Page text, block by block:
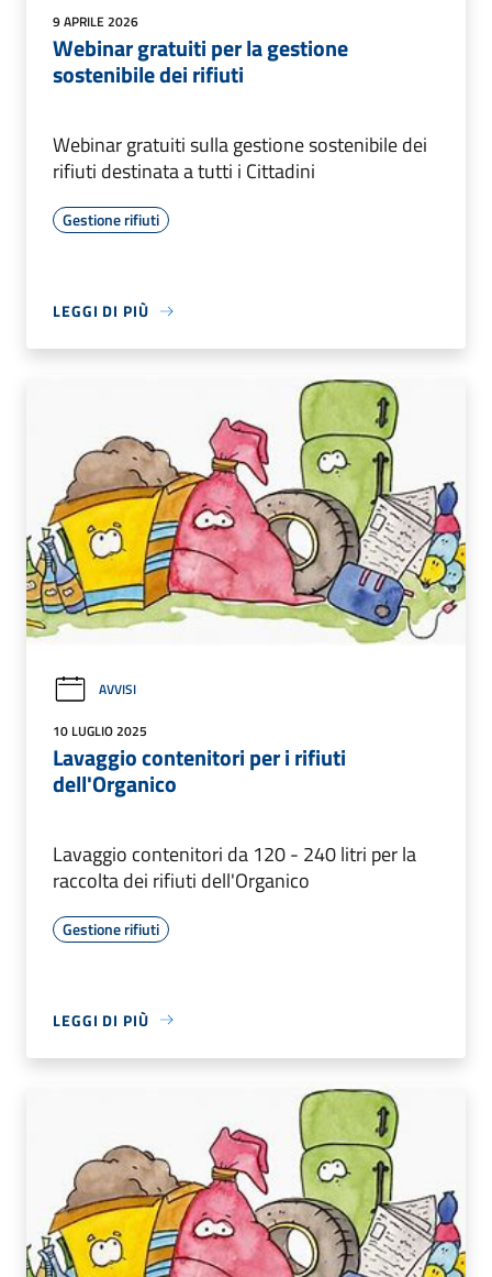
9 APRILE 2026
Webinar gratuiti per la gestione
sostenibile dei rifiuti
Webinar gratuiti sulla gestione sostenibile dei
rifiuti destinata a tutti i Cittadini
Gestione rifiuti
LEGGI DI PIÙ
AVVISI
10 LUGLIO 2025
Lavaggio contenitori per i rifiuti
dell'Organico
Lavaggio contenitori da 120 - 240 litri per la
raccolta dei rifiuti dell'Organico
Gestione rifiuti
LEGGI DI PIÙ